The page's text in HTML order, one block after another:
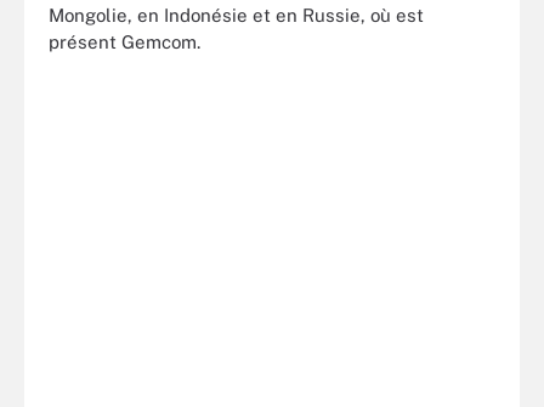
Mongolie, en Indonésie et en Russie, où est
présent Gemcom.